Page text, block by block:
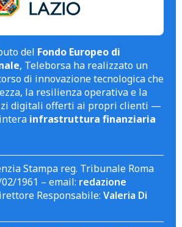
del Fondo Europeo di
, Teleborsa ha realizzato un
di innovazione tecnologica che
la resilienza operativa e la
digitali offerti ai propri clienti —
infrastruttura finanziaria
Stampa reg. Tribunale Roma
1961 – email: redazione
Responsabile: Valeria Di